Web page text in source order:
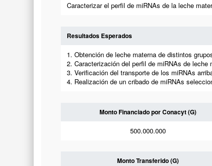
Caracterizar el perfil de miRNAs de la leche
Resultados Esperados
1. Obtención de leche materna de distintos
2. Caracterización del perfil de miRNAs de leche
3. Verificación del transporte de los miRNAs
4. Realización de un cribado de miRNAs
Monto Financiado por Conacyt (G)
500.000.000
Monto Transferido (G)